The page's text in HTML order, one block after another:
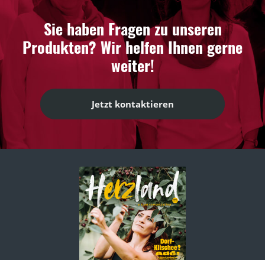
Sie haben Fragen zu unseren
Produkten? Wir helfen Ihnen gerne
weiter!
Jetzt kontaktieren